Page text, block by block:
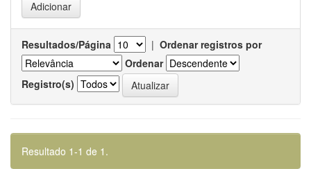
Resultados/Página | Ordenar registros por
Ordenar
Registro(s)
Resultado 1-1 de 1.